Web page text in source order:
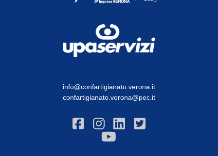
info@confartigianato.verona.it
confartigianato.verona@pec.it